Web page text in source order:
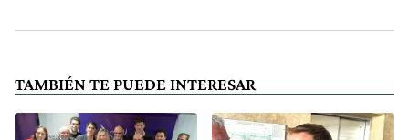
TAMBIÉN TE PUEDE INTERESAR